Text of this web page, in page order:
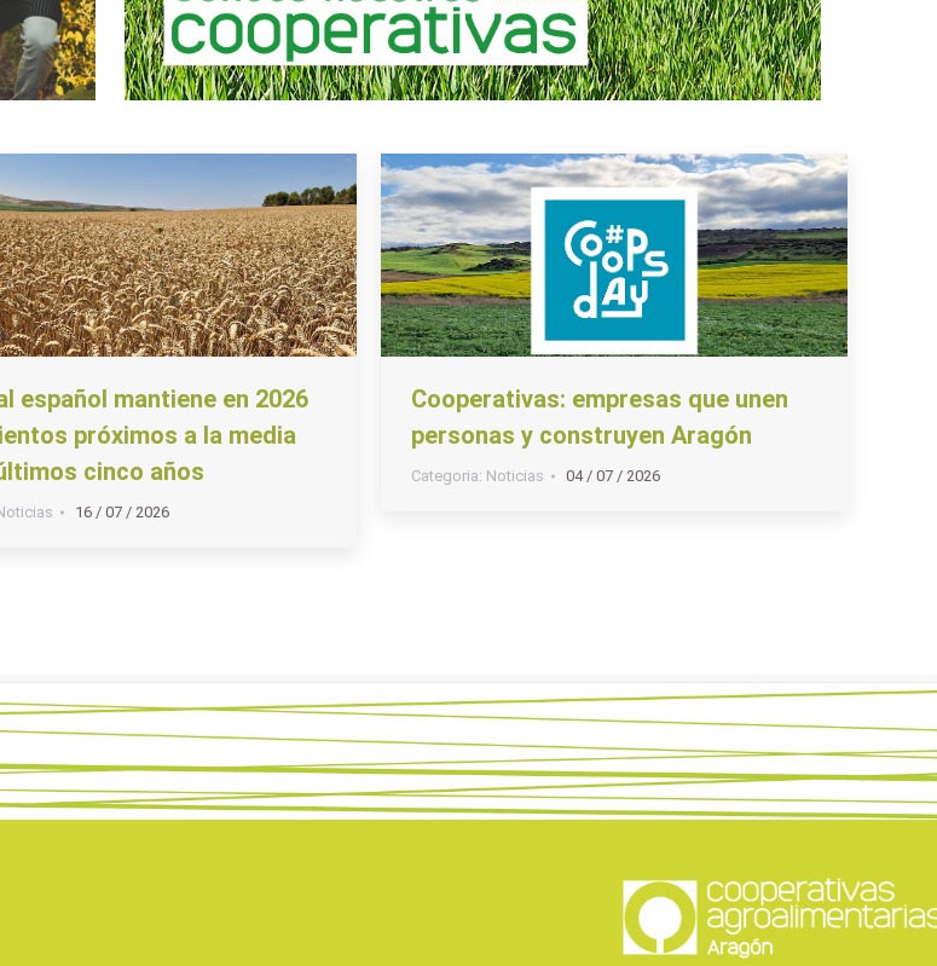
español mantiene en 2026
próximos a la media
cinco años
16 / 07 / 2026
Cooperativas: empresas que unen
personas y construyen Aragón
Categoria: Noticias 04 / 07 / 2026